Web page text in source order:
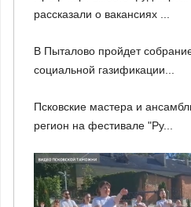
рассказали о вакансиях ...
В Пыталово пройдет
социальной газификации...
Псковские мастера и
регион на фестивале "Ру...